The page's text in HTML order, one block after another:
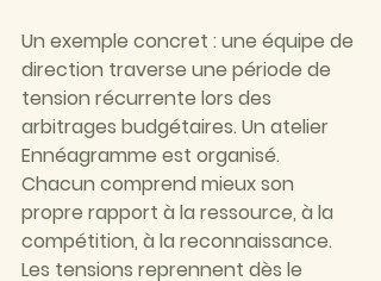
Un exemple concret : une équipe de
direction traverse une période de
tension récurrente lors des
arbitrages budgétaires. Un atelier
Ennéagramme est organisé.
Chacun comprend mieux son
propre rapport à la ressource, à la
compétition, à la reconnaissance.
Les tensions reprennent dès le